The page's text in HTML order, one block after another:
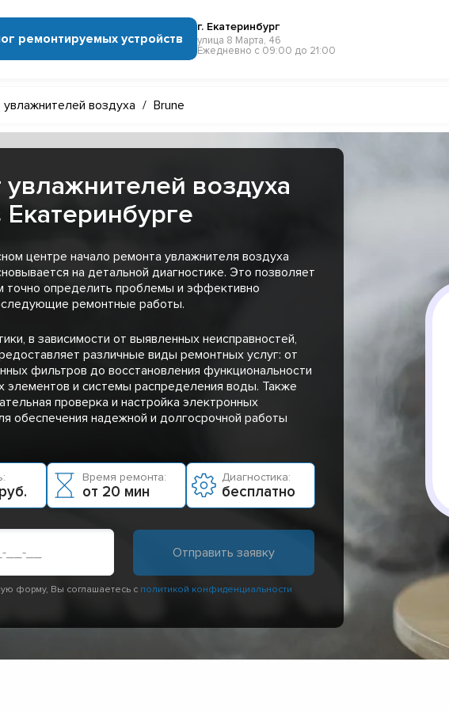
ремонтируемых устройств
г. Екатеринбург
улица 8 Марта, 46
Ежедневно с 09:00 до 21:00
воздуха / Brune
воздуха
Екатеринбурге
центре начало ремонта увлажнителя воздуха
на детальной диагностике. Это позволяет
точно определить проблемы и эффективно
ремонтные работы.
в зависимости от выявленных неисправностей,
различные виды ремонтных услуг: от
фильтров до восстановления функциональности
элементов и системы распределения воды. Также
проверка и настройка электронных
обеспечения надежной и долгосрочной работы
Время ремонта:
от 20 мин
Диагностика:
бесплатно
форму, Вы соглашаетесь с политикой конфиденциальности